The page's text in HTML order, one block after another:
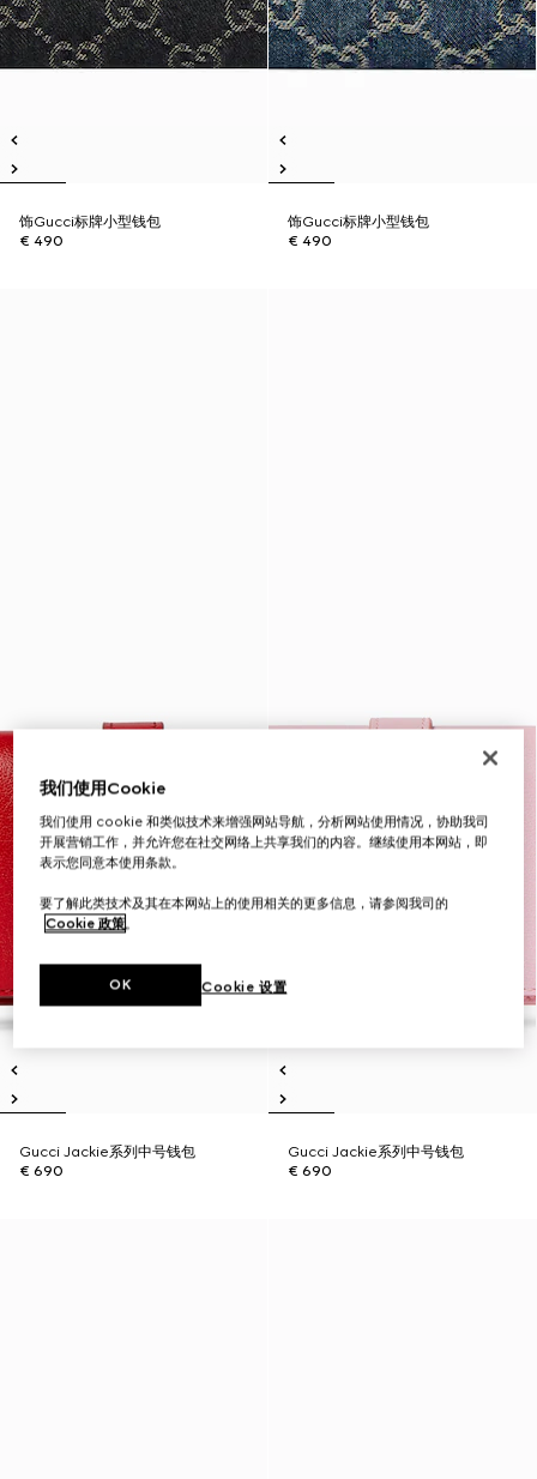
饰Gucci标牌小型钱包
€ 490
饰Gucci标牌小型钱包
€ 490
Gucci Jackie系列中号钱包
€ 690
Gucci Jackie系列中号钱包
€ 690
我们使用Cookie
我们使用 cookie 和类似技术来增强网站导航，分析网站使用情况，协助我司
开展营销工作，并允许您在社交网络上共享我们的内容。继续使用本网站，即
表示您同意本使用条款。
要了解此类技术及其在本网站上的使用相关的更多信息，请参阅我司的
Cookie 政策。
Cookie 设置
OK